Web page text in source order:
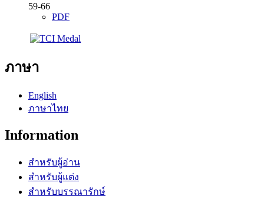
59-66
PDF
ภาษา
English
ภาษาไทย
Information
สำหรับผู้อ่าน
สำหรับผู้แต่ง
สำหรับบรรณารักษ์